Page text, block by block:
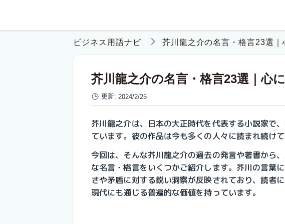
ビジネス用語ナビ 芥川龍之介の名言・格言23選
芥川龍之介の名言・格言23選｜心
更新: 2024/2/25
芥川龍之介は、日本の大正時代を代表する小説家で
ています。彼の作品は今も多くの人々に読まれ続けて
今回は、そんな芥川龍之介の過去の発言や著書から
な名言・格言をいくつかご紹介します。芥川の言葉
さや矛盾に対する鋭い洞察が反映されており、読者
現代にも通じる普遍的な価値を持っています。